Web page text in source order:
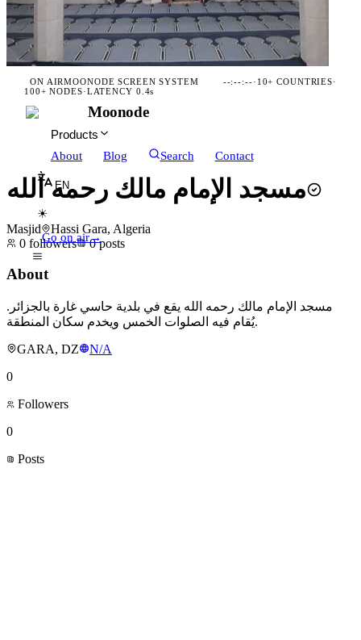
ON AIRMOONODE SCREEN SYSTEM --:--:--· 10+ COUNTRIES·
100+ NODES·LATENCY 0.4s
Moonode
Products
About
Blog Search Contact
EN
☀
Go on air→
مسجد الإمام مالك رحمه الله
Masjid
Hassi Gara, Algeria
0 followers 0 posts
About
مسجد الإمام مالك رحمه الله يقع في بلدية حاسي غارة بالجزائر.
يُقام فيه الصلوات الخمس ويخدم سكان المنطقة.
GARA, DZ
N/A
0
Followers
0
Posts